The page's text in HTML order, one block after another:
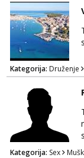
Kategorija: Druženje
Kategorija: Sex